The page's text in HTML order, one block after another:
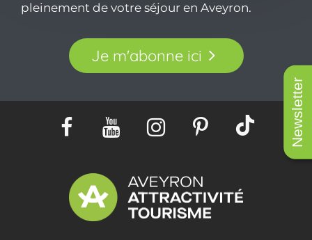
Newsletter
pleinement de votre séjour en Aveyron.
Je m'abonne ici